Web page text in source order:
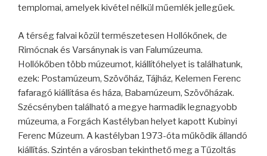
templomai, amelyek kivétel nélkül műemlék jellegűek.
A térség falvai közül természetesen Hollókőnek, de
Rimócnak és Varsánynak is van Falumúzeuma.
Hollókőben több múzeumot, kiállítóhelyet is találhatunk,
ezek: Postamúzeum, Szövőház, Tájház, Kelemen Ferenc
fafaragó kiállítása és háza, Babamúzeum, Szövőházak.
Szécsényben található a megye harmadik legnagyobb
múzeuma, a Forgách Kastélyban helyet kapott Kubinyi
Ferenc Múzeum. A kastélyban 1973-óta működik állandó
kiállítás. Szintén a városban tekinthető meg a Tűzoltás